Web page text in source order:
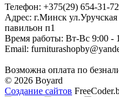
Телефон: +375(29) 654-31-72
Адрес: г.Минск
павильон п1
Время работы: Вт-Вс 9:00 -
Email:
Возможна оплата по
© 2026 Boyard
Создание сайтов